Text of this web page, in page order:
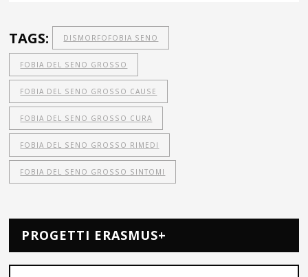
TAGS: DISMORFOFOBIA SENO
FOBIA DEL SENO GROSSO
FOBIA DEL SENO GROSSO CAUSE
FOBIA DEL SENO GROSSO CURA
FOBIA DEL SENO GROSSO RIMEDI
FOBIA DEL SENO GROSSO SINTOMI
PROGETTI ERASMUS+